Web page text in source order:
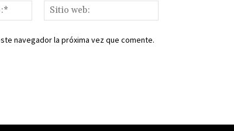
Correo
electrónico:*
web:
navegador la próxima vez que comente.